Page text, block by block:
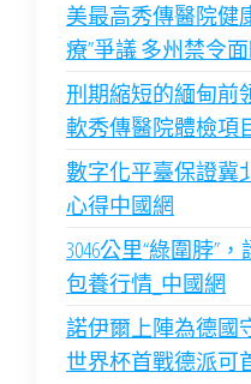
美最高秀傳醫院健
療”爭議 多州禁令
刑期縮短的緬甸前
軟秀傳醫院體檢項
數字化平臺保證冀
心得中國網
3046公里“綠圍脖”
包養行情_中國網
諾伊爾上陣為德國
世界杯首戰德派可